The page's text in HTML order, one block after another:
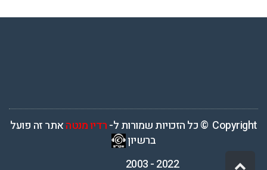
Copyright © כל הזכויות שמורות ל- רדיו מנטהאתר זה פועל
ברשיון
2022 - 2003